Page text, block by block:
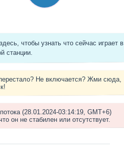
чтобы узнать что сейчас играет в
станции.
Не включается? Жми сюда,
(28.01.2024-03:14:19, GMT+6)
он не стабилен или отсутствует.